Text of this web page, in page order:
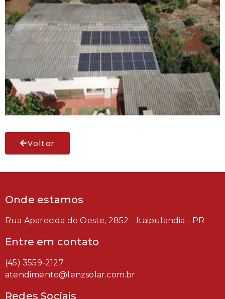
Voltar
Onde estamos
Rua Aparecida do Oeste, 2852 - Itaipulandia - PR
Entre em contato
(45) 3559-2127
atendimento@lenzsolar.com.br
Redes Sociais